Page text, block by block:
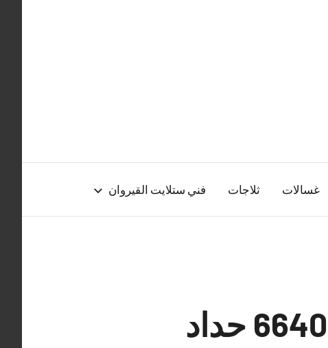
غسالات ثلاجات فني ستلايت القيروان
حداد الشويخ الصناعية هندي 66405051 حداد